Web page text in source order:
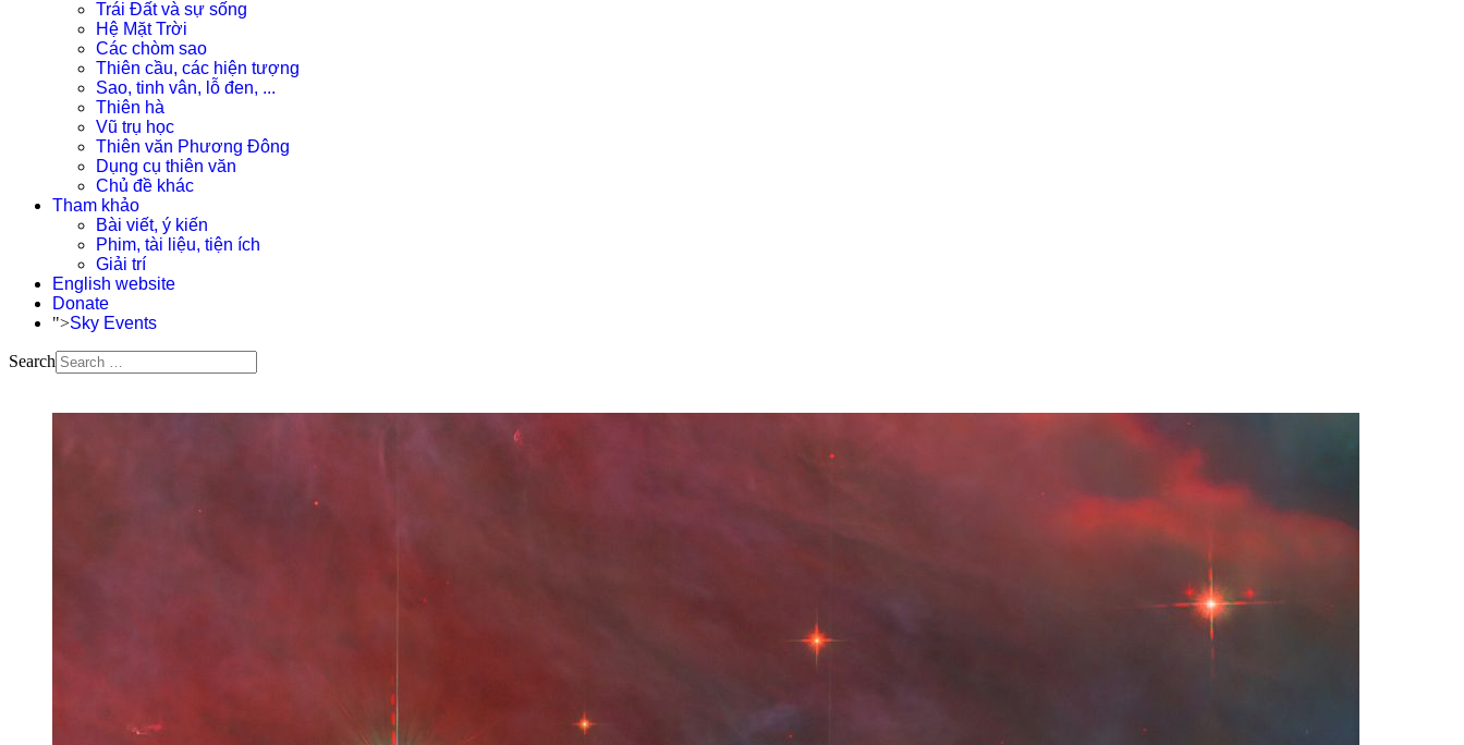
Trái Đất và sự sống
Hệ Mặt Trời
Các chòm sao
Thiên cầu, các hiện tượng
Sao, tinh vân, lỗ đen, ...
Thiên hà
Vũ trụ học
Thiên văn Phương Đông
Dụng cụ thiên văn
Chủ đề khác
Tham khảo
Bài viết, ý kiến
Phim, tài liệu, tiện ích
Giải trí
English website
Donate
">Sky Events
Search